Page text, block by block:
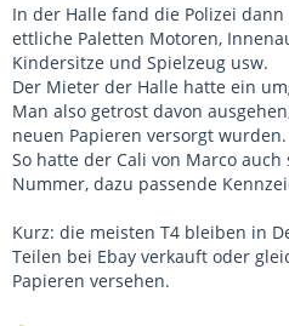
In der Halle fand die Polizei
ettliche Paletten Motoren,
Kindersitze und Spielzeug usw.
Der Mieter der Halle hatte ein
Man also getrost davon
neuen Papieren versorgt wurden.
So hatte der Cali von Marco auch
Nummer, dazu passende
Kurz: die meisten T4 bleiben in
Teilen bei Ebay verkauft oder
Papieren versehen.